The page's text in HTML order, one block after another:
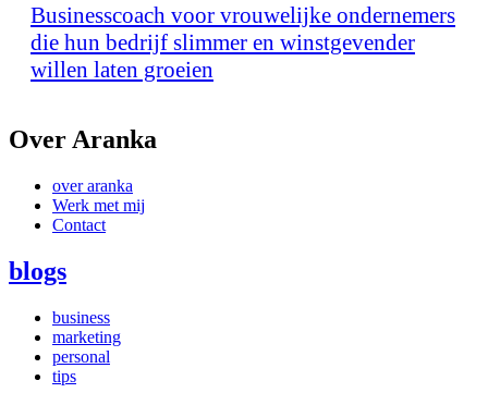
Businesscoach voor vrouwelijke ondernemers
die hun bedrijf slimmer en winstgevender
willen laten groeien
Over Aranka
over aranka
Werk met mij
Contact
blogs
business
marketing
personal
tips